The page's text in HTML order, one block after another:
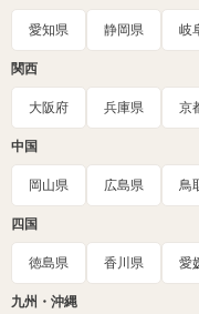
愛知県 静岡県 岐
関西
大阪府 兵庫県 京
中国
岡山県 広島県 鳥
四国
徳島県 香川県 愛
九州・沖縄